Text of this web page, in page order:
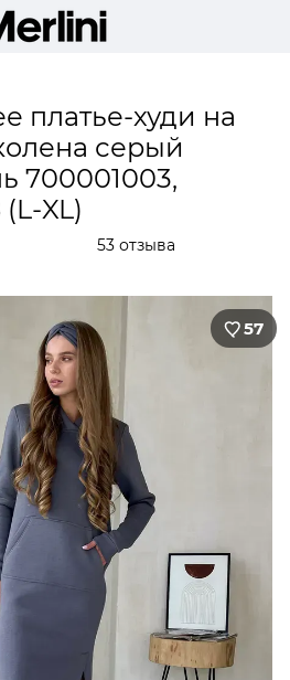
платье-худи на
серый
700001003,
XL)
53 отзыва
57